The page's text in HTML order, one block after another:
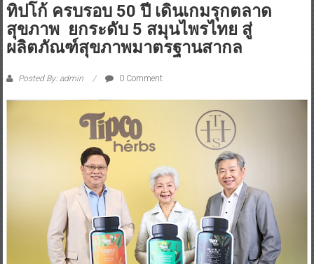
ทิปโก้ ครบรอบ 50 ปี เดินเกมรุกตลาด
สุขภาพ ยกระดับ 5 สมุนไพรไทย สู่
ผลิตภัณฑ์สุขภาพมาตรฐานสากล
Posted By: admin 0 Comment